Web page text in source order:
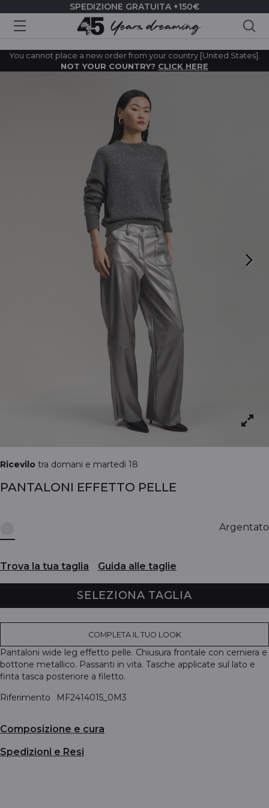
SPEDIZIONE GRATUITA +150€
You cannot place a new order from your country [United States].
NOT YOUR COUNTRY? CLICK HERE
Ricevilo tra domani e martedì 18
PANTALONI EFFETTO PELLE
Argentato
Trova la tua taglia Guida alle taglie
SELEZIONA TAGLIA
COMPLETA IL TUO LOOK
Pantaloni wide leg effetto pelle. Chiusura frontale con cerniera e
bottone metallico. Passanti in vita. Tasche applicate sul lato e
finta tasca posteriore a filetto.
Riferimento
MF2414015_0M3
Composizione e cura
Spedizioni e Resi